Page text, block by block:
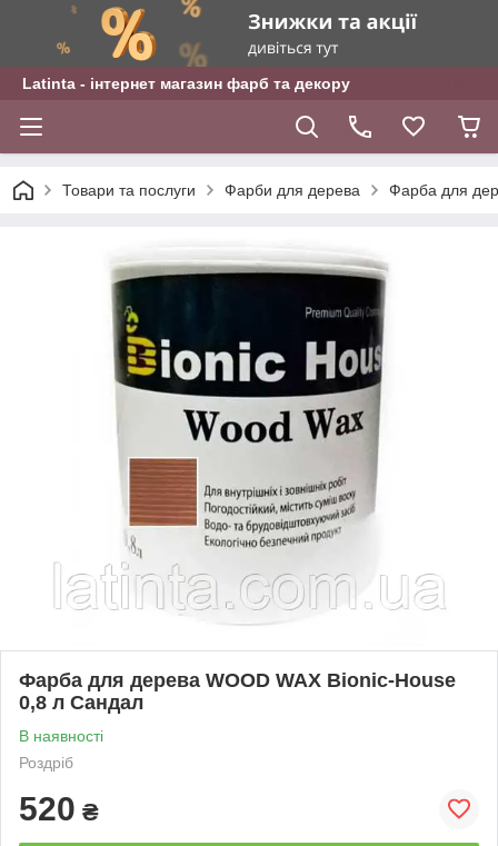
Latinta - інтернет магазин фарб та декору
Товари та послуги Фарби для дерева Фарба для
Фарба для дерева WOOD WAX Bionic-House
0,8 л Сандал
В наявності
Роздріб
520 ₴